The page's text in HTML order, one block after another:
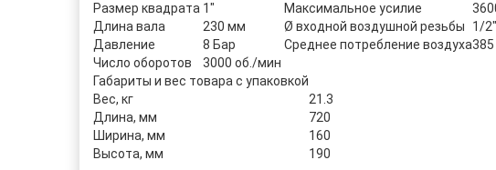
Размер квадрата 1" Максимальное усилие
Длина вала
230 мм Ø входной воздушной резьбы
1/2"
Давление
8 Бар Среднее потребление воздуха
Число оборотов
3000 об./мин
Габариты и вес товара с упаковкой
Вес, кг
21.3
Длина, мм
720
Ширина, мм
160
Высота, мм
190